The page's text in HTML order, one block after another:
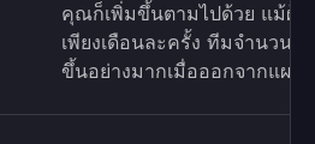
คุณก็เพิ่มขึ้นตามไปด้วย แม้ผู้ใ
เพียงเดือนละครั้ง ทีมจำนวนม
ขึ้นอย่างมากเมื่อออกจากแผ